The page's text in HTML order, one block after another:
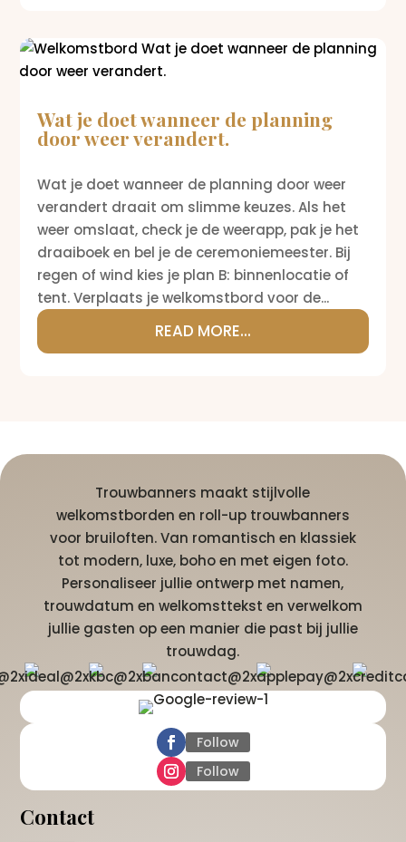
Wat je doet wanneer de planning
door weer verandert.
Wat je doet wanneer de planning door weer
verandert draait om slimme keuzes. Als het
weer omslaat, check je de weerapp, pak je het
draaiboek en bel je de ceremoniemeester. Bij
regen of wind kies je plan B: binnenlocatie of
tent. Verplaats je welkomstbord voor de...
READ MORE...
Trouwbanners maakt stijlvolle
welkomstborden en roll-up trouwbanners
voor bruiloften. Van romantisch en klassiek
tot modern, luxe, boho en met eigen foto.
Personaliseer jullie ontwerp met namen,
trouwdatum en welkomsttekst en verwelkom
jullie gasten op een manier die past bij jullie
trouwdag.
Follow
Follow
Contact